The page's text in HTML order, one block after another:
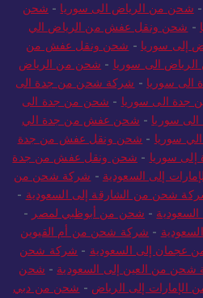
- شحن من الرياض الى سوريا - شحن
- شحن ونقل عفش من الرياض الي
إلى سوريا - شحن ونقل عفش من
الى سوريا - شحن من الرياض
سوريا - شركة شحن من جدة الى
الى سوريا - شحن من جدة الى
سوريا - شحن عفش من جدة الي
سوريا - شحن ونقل عفش من جدة
سوريا - شحن ونقل عفش من جدة
إلى السعودية - شركة شحن من
شحن من الشارقة إلى السعودية -
- شحن من أبوظبي لمصر -
- شركة شحن من أم القيوين
إلى السعودية - شركة شحن
شحن من العين إلى السعودية - شحن
إلى الرياض - شحن من دبي